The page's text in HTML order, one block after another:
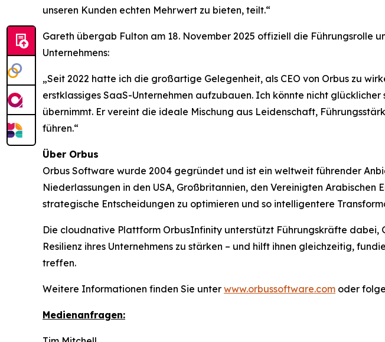
unseren Kunden echten Mehrwert zu bieten, teilt.“
Gareth übergab Fulton am 18. November 2025 offiziell die
Unternehmens:
„Seit 2022 hatte ich die großartige Gelegenheit, als CEO von Orbus zu
erstklassiges SaaS-Unternehmen aufzubauen. Ich könnte nicht
übernimmt. Er vereint die ideale Mischung aus Leidenschaft,
führen.“
Über Orbus
Orbus Software wurde 2004 gegründet und ist ein weltweit führender
Niederlassungen in den USA, Großbritannien, den Vereinigten
strategische Entscheidungen zu optimieren und so intelligentere
Die cloudnative Plattform OrbusInfinity unterstützt Führungskräfte dabei,
Resilienz ihres Unternehmens zu stärken – und hilft ihnen gleichzeitig,
treffen.
Weitere Informationen finden Sie unter www.orbussoftware.com oder
Medienanfragen: